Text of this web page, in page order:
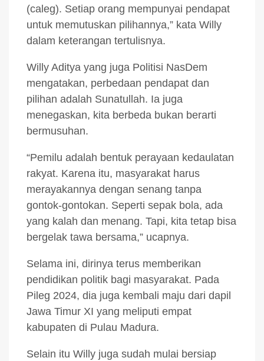
(caleg). Setiap orang mempunyai pendapat
untuk memutuskan pilihannya,” kata Willy
dalam keterangan tertulisnya.
Willy Aditya yang juga Politisi NasDem
mengatakan, perbedaan pendapat dan
pilihan adalah Sunatullah. Ia juga
menegaskan, kita berbeda bukan berarti
bermusuhan.
“Pemilu adalah bentuk perayaan kedaulatan
rakyat. Karena itu, masyarakat harus
merayakannya dengan senang tanpa
gontok-gontokan. Seperti sepak bola, ada
yang kalah dan menang. Tapi, kita tetap bisa
bergelak tawa bersama,” ucapnya.
Selama ini, dirinya terus memberikan
pendidikan politik bagi masyarakat. Pada
Pileg 2024, dia juga kembali maju dari dapil
Jawa Timur XI yang meliputi empat
kabupaten di Pulau Madura.
Selain itu Willy juga sudah mulai bersiap